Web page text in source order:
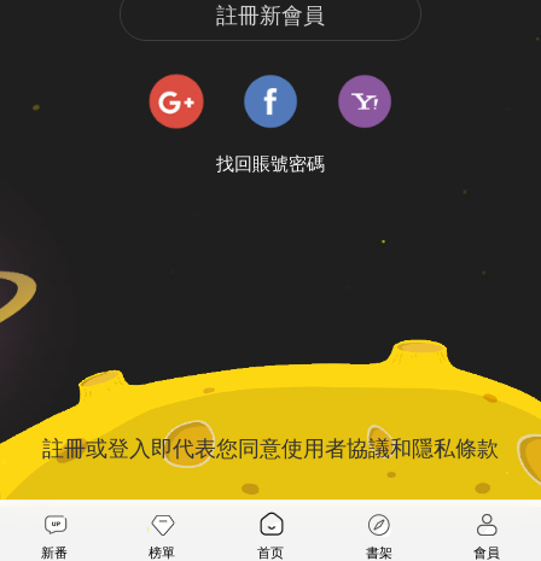
註冊新會員
找回賬號密碼
註冊或登入即代表您同意使用者協議和隱私條款
新番 榜單 首页 書架 會員